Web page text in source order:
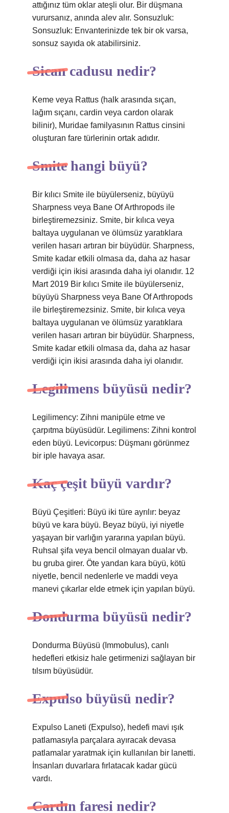
attığınız tüm oklar ateşli olur. Bir düşmana
vurursanız, anında alev alır. Sonsuzluk:
Sonsuzluk: Envanterinizde tek bir ok varsa,
sonsuz sayıda ok atabilirsiniz.
Sican cadusu nedir?
Keme veya Rattus (halk arasında sıçan,
lağım sıçanı, cardin veya cardon olarak
bilinir), Muridae familyasının Rattus cinsini
oluşturan fare türlerinin ortak adıdır.
Smite hangi büyü?
Bir kılıcı Smite ile büyülerseniz, büyüyü
Sharpness veya Bane Of Arthropods ile
birleştiremezsiniz. Smite, bir kılıca veya
baltaya uygulanan ve ölümsüz yaratıklara
verilen hasarı artıran bir büyüdür. Sharpness,
Smite kadar etkili olmasa da, daha az hasar
verdiği için ikisi arasında daha iyi olanıdır. 12
Mart 2019 Bir kılıcı Smite ile büyülerseniz,
büyüyü Sharpness veya Bane Of Arthropods
ile birleştiremezsiniz. Smite, bir kılıca veya
baltaya uygulanan ve ölümsüz yaratıklara
verilen hasarı artıran bir büyüdür. Sharpness,
Smite kadar etkili olmasa da, daha az hasar
verdiği için ikisi arasında daha iyi olanıdır.
Legilimens büyüsü nedir?
Legilimency: Zihni manipüle etme ve
çarpıtma büyüsüdür. Legilimens: Zihni kontrol
eden büyü. Levicorpus: Düşmanı görünmez
bir iple havaya asar.
Kaç çeşit büyü vardır?
Büyü Çeşitleri: Büyü iki türe ayrılır: beyaz
büyü ve kara büyü. Beyaz büyü, iyi niyetle
yaşayan bir varlığın yararına yapılan büyü.
Ruhsal şifa veya bencil olmayan dualar vb.
bu gruba girer. Öte yandan kara büyü, kötü
niyetle, bencil nedenlerle ve maddi veya
manevi çıkarlar elde etmek için yapılan büyü.
Dondurma büyüsü nedir?
Dondurma Büyüsü (Immobulus), canlı
hedefleri etkisiz hale getirmenizi sağlayan bir
tılsım büyüsüdür.
Expulso büyüsü nedir?
Expulso Laneti (Expulso), hedefi mavi ışık
patlamasıyla parçalara ayıracak devasa
patlamalar yaratmak için kullanılan bir lanetti.
İnsanları duvarlara fırlatacak kadar gücü
vardı.
Cardın faresi nedir?